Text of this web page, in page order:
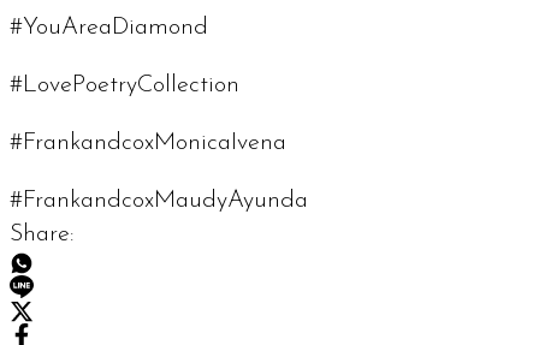
#YouAreaDiamond
#LovePoetryCollection
#FrankandcoxMonicaIvena
#FrankandcoxMaudyAyunda
Share: